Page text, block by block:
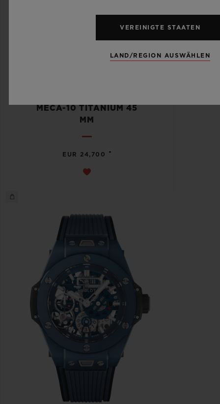
MECA-10 TITANIUM 45
MM
EUR 24,700 •
VEREINIGTE STAATEN
LAND/REGION AUSWÄHLEN